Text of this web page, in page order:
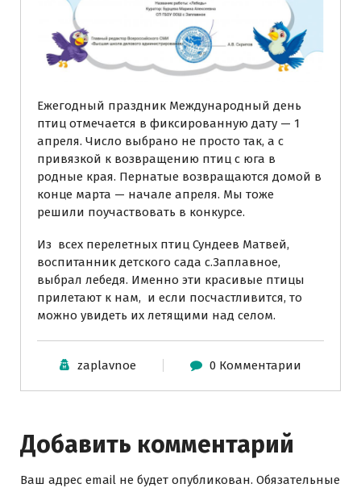
Ежегодный праздник Международный день
птиц отмечается в фиксированную дату — 1
апреля. Число выбрано не просто так, а с
привязкой к возвращению птиц с юга в
родные края. Пернатые возвращаются домой в
конце марта — начале апреля. Мы тоже
решили поучаствовать в конкурсе.
Из всех перелетных птиц Сундеев Матвей,
воспитанник детского сада с.Заплавное,
выбрал лебедя. Именно эти красивые птицы
прилетают к нам, и если посчастливится, то
можно увидеть их летящими над селом.
zaplavnoe 0 Комментарии
Добавить комментарий
Ваш адрес email не будет опубликован. Обязательные